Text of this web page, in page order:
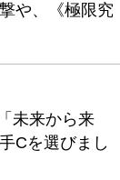
や、《極限究
未来から来
Cを選びまし